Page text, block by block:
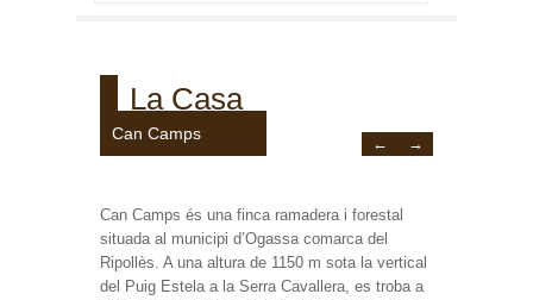
La Casa
Can Camps
← →
Can Camps és una finca ramadera i forestal
situada al municipi d’Ogassa comarca del
Ripollès. A una altura de 1150 m sota la vertical
del Puig Estela a la Serra Cavallera, es troba a